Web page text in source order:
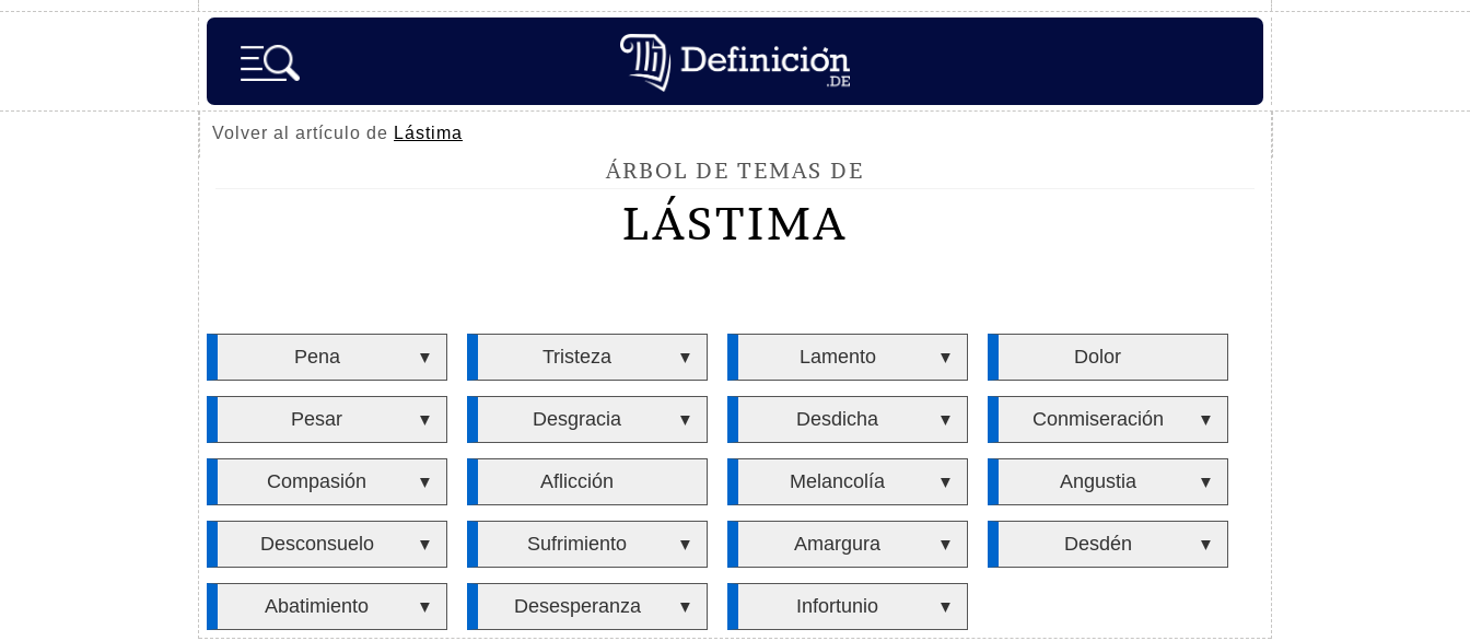
Volver al artículo de Lástima
ÁRBOL DE TEMAS DE
LÁSTIMA
Pena ▼ Tristeza ▼ Lamento ▼ Dolor
Pesar ▼ Desgracia ▼ Desdicha ▼ Conmiseración ▼
Compasión ▼ Aflicción Melancolía ▼ Angustia ▼
Desconsuelo ▼ Sufrimiento ▼ Amargura ▼ Desdén ▼
Abatimiento ▼ Desesperanza ▼ Infortunio ▼